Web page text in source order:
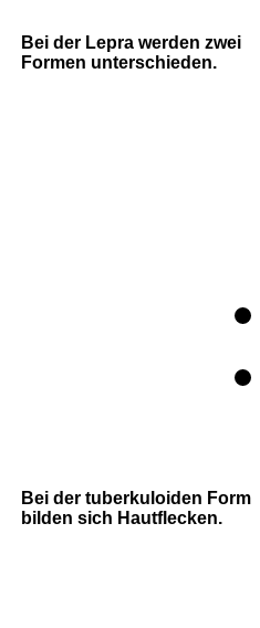
Bei der Lepra werden zwei
Formen unterschieden.
Bei der tuberkuloiden Form
bilden sich Hautflecken.